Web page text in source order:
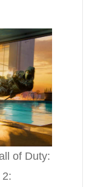
of Duty: